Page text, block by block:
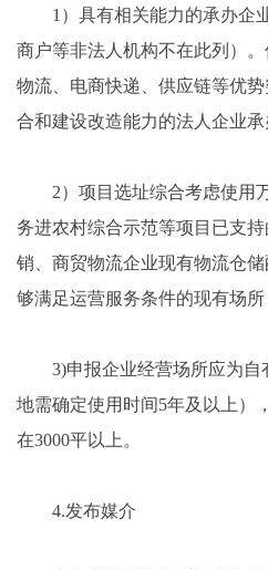
1）具有相关能力的承办企
商户等非法人机构不在此列）
物流、电商快递、供应链等优
合和建设改造能力的法人企业承
2）项目选址综合考虑使用
务进农村综合示范等项目已支
销、商贸物流企业现有物流仓
够满足运营服务条件的现有场所
3)申报企业经营场所应为自
地需确定使用时间5年及以上）
在3000平以上。
4.发布媒介